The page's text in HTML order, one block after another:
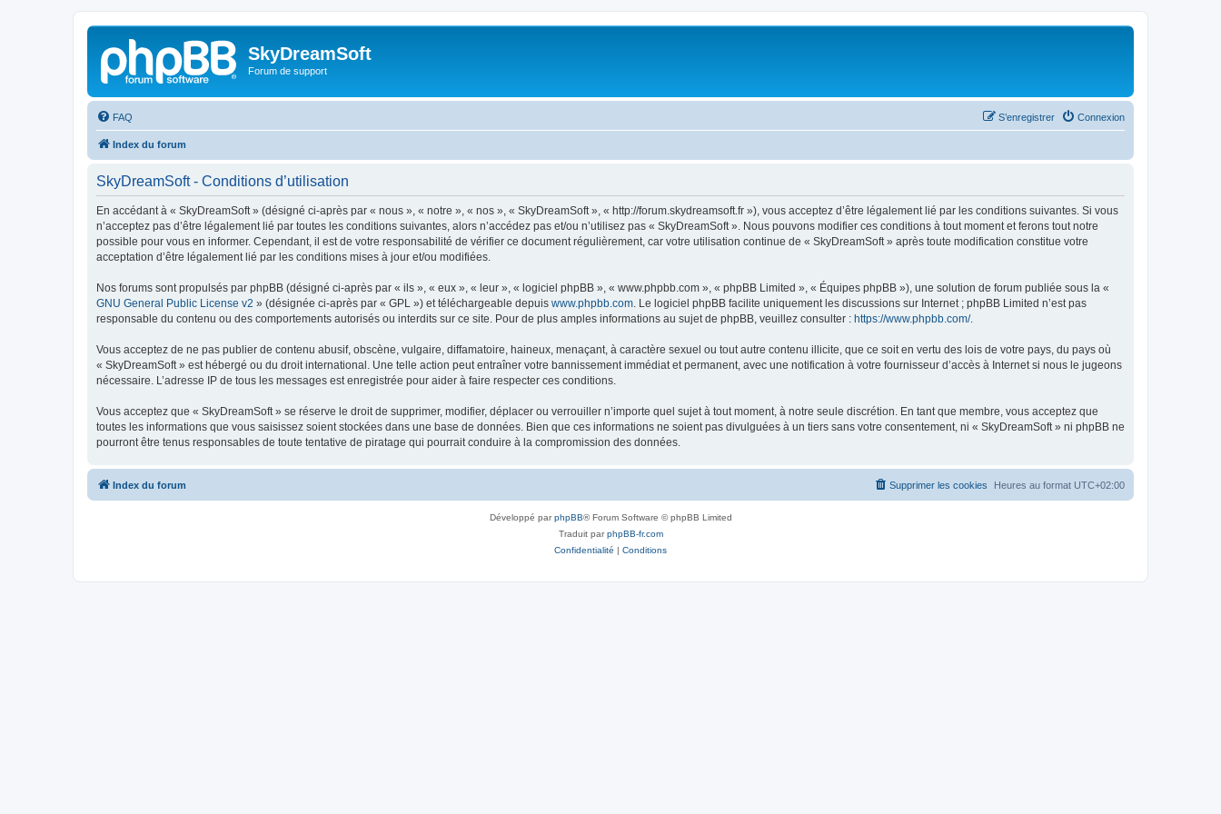
SkyDreamSoft
Forum de support
FAQ Connexion
S’enregistrer
Index du forum
SkyDreamSoft - Conditions d’utilisation
En accédant à « SkyDreamSoft » (désigné ci-après par « nous », « notre », « nos », « SkyDreamSoft », « http://forum.skydreamsoft.fr »), vous acceptez d’être légalement lié par les conditions suivantes. Si vous
n’acceptez pas d’être légalement lié par toutes les conditions suivantes, alors n’accédez pas et/ou n’utilisez pas « SkyDreamSoft ». Nous pouvons modifier ces conditions à tout moment et ferons tout notre
possible pour vous en informer. Cependant, il est de votre responsabilité de vérifier ce document régulièrement, car votre utilisation continue de « SkyDreamSoft » après toute modification constitue votre
acceptation d’être légalement lié par les conditions mises à jour et/ou modifiées.
Nos forums sont propulsés par phpBB (désigné ci-après par « ils », « eux », « leur », « logiciel phpBB », « www.phpbb.com », « phpBB Limited », « Équipes phpBB »), une solution de forum publiée sous la «
GNU General Public License v2 » (désignée ci-après par « GPL ») et téléchargeable depuis www.phpbb.com . Le logiciel phpBB facilite uniquement les discussions sur Internet ; phpBB Limited n’est pas
responsable du contenu ou des comportements autorisés ou interdits sur ce site. Pour de plus amples informations au sujet de phpBB, veuillez consulter : https://www.phpbb.com/.
Vous acceptez de ne pas publier de contenu abusif, obscène, vulgaire, diffamatoire, haineux, menaçant, à caractère sexuel ou tout autre contenu illicite, que ce soit en vertu des lois de votre pays, du pays où
« SkyDreamSoft » est hébergé ou du droit international. Une telle action peut entraîner votre bannissement immédiat et permanent, avec une notification à votre fournisseur d’accès à Internet si nous le jugeons
nécessaire. L’adresse IP de tous les messages est enregistrée pour aider à faire respecter ces conditions.
Vous acceptez que « SkyDreamSoft » se réserve le droit de supprimer, modifier, déplacer ou verrouiller n’importe quel sujet à tout moment, à notre seule discrétion. En tant que membre, vous acceptez que
toutes les informations que vous saisissez soient stockées dans une base de données. Bien que ces informations ne soient pas divulguées à un tiers sans votre consentement, ni « SkyDreamSoft » ni phpBB ne
pourront être tenus responsables de toute tentative de piratage qui pourrait conduire à la compromission des données.
Index du forum Heures au format UTC+02:00
Supprimer les cookies
Développé parphpBB® Forum Software © phpBB Limited
Traduit parphpBB-fr.com
Confidentialité | Conditions